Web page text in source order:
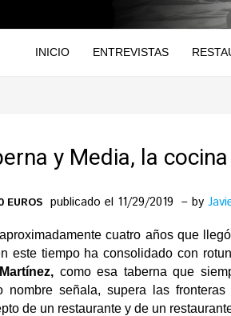
INICIO ENTREVISTAS
y Media, la
EUROS publicado el 11/29/2019 by
cuatro años que
este tiempo ha consolidado con
como esa taberna que
nombre señala, supera las
de un restaurante y de un